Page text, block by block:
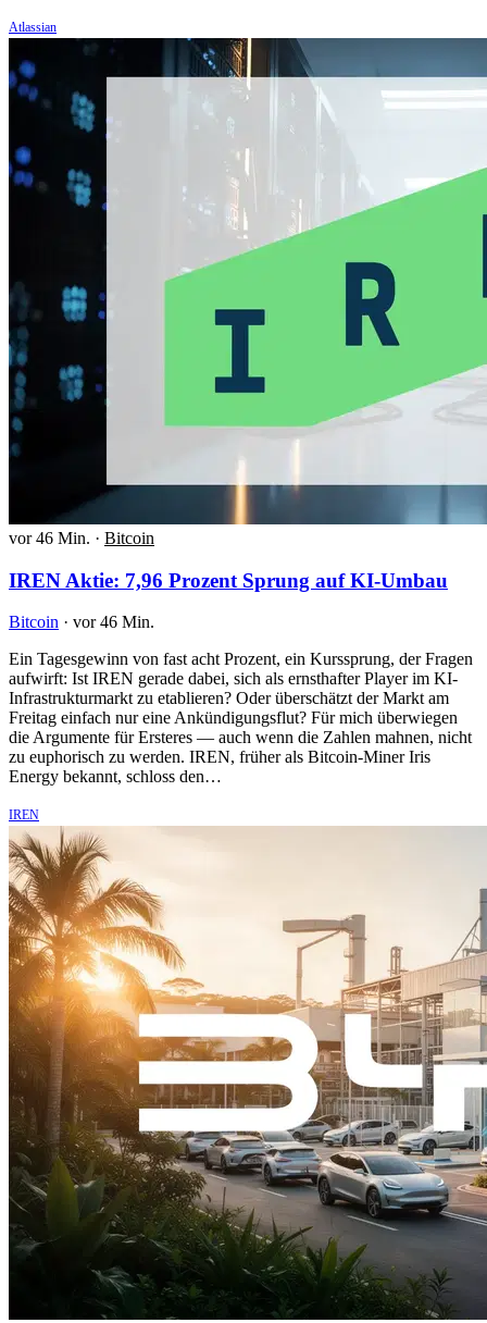
Atlassian
vor 46 Min. · Bitcoin
IREN Aktie: 7,96 Prozent Sprung auf KI-Umbau
Bitcoin · vor 46 Min.
Ein Tagesgewinn von fast acht Prozent, ein Kurssprung, der Fragen
aufwirft: Ist IREN gerade dabei, sich als ernsthafter Player im KI-
Infrastrukturmarkt zu etablieren? Oder überschätzt der Markt am
Freitag einfach nur eine Ankündigungsflut? Für mich überwiegen
die Argumente für Ersteres — auch wenn die Zahlen mahnen, nicht
zu euphorisch zu werden. IREN, früher als Bitcoin-Miner Iris
Energy bekannt, schloss den…
IREN